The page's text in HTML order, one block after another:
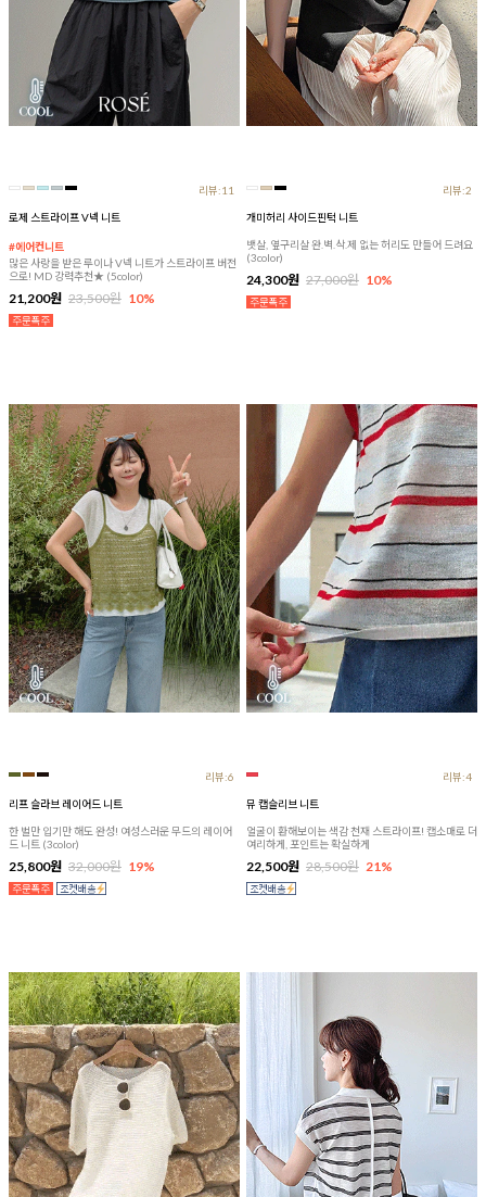
리뷰:11
로제 스트라이프 V넥 니트
#에어컨니트
많은 사랑을 받은 루이나 V넥 니트가 스트라이프 버전
으로! MD 강력추천★ (5color)
21,200원 23,500원 10%
리뷰:2
개미허리 사이드핀턱 니트
뱃살, 옆구리살 완.벽.삭.제 없는 허리도 만들어 드려요
(3color)
24,300원 27,000원 10%
리뷰:6
리프 슬라브 레이어드 니트
한 벌만 입기만 해도 완성! 여성스러운 무드의 레이어
드 니트 (3color)
25,800원 32,000원 19%
리뷰:4
뮤 캡슬리브 니트
얼굴이 환해보이는 색감 천재 스트라이프! 캡소매로 더
여리하게, 포인트는 확실하게
22,500원 28,500원 21%